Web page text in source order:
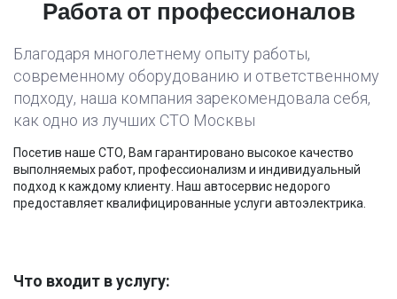
Работа от профессионалов
Благодаря многолетнему опыту работы,
современному оборудованию и ответственному
подходу, наша компания зарекомендовала себя,
как одно из лучших СТО Москвы
Посетив наше СТО, Вам гарантировано высокое качество
выполняемых работ, профессионализм и индивидуальный
подход к каждому клиенту. Наш автосервис недорого
предоставляет квалифицированные услуги автоэлектрика.
Что входит в услугу: